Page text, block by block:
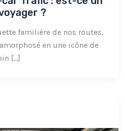
?
familière de nos routes,
en une icône de
[…]